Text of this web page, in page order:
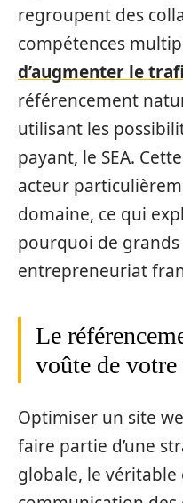
regroupent des
compétences
d’augmenter le
référencement
utilisant les
payant, le SEA.
acteur
domaine, ce qui
pourquoi de
entrepreneuriat
Le
voûte de
Optimiser un site
faire partie d’une
globale, le